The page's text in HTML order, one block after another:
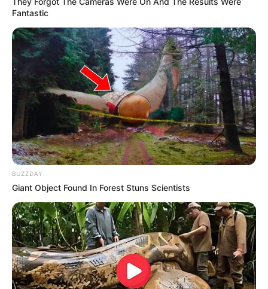
Fantastic
BUZZDAY
Giant Object Found In Forest Stuns Scientists